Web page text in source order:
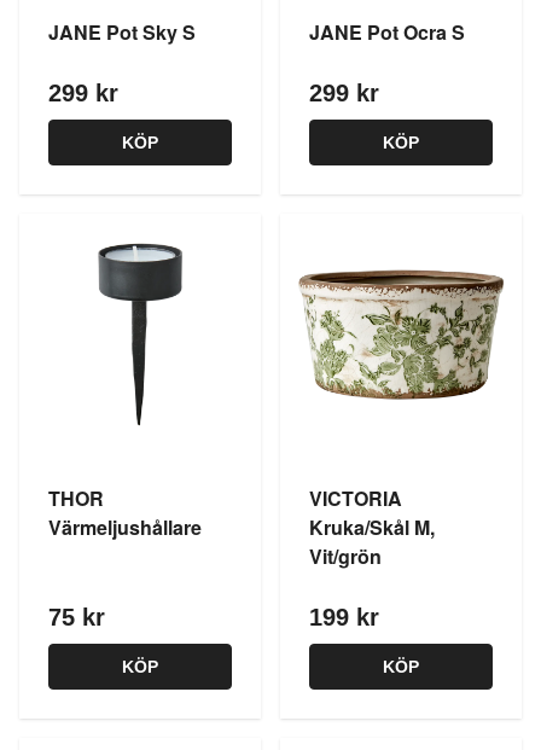
JANE Pot Sky S
299 kr
KÖP
JANE Pot Ocra S
299 kr
KÖP
THOR
Värmeljushållare
75 kr
KÖP
VICTORIA
Kruka/Skål M,
Vit/grön
199 kr
KÖP